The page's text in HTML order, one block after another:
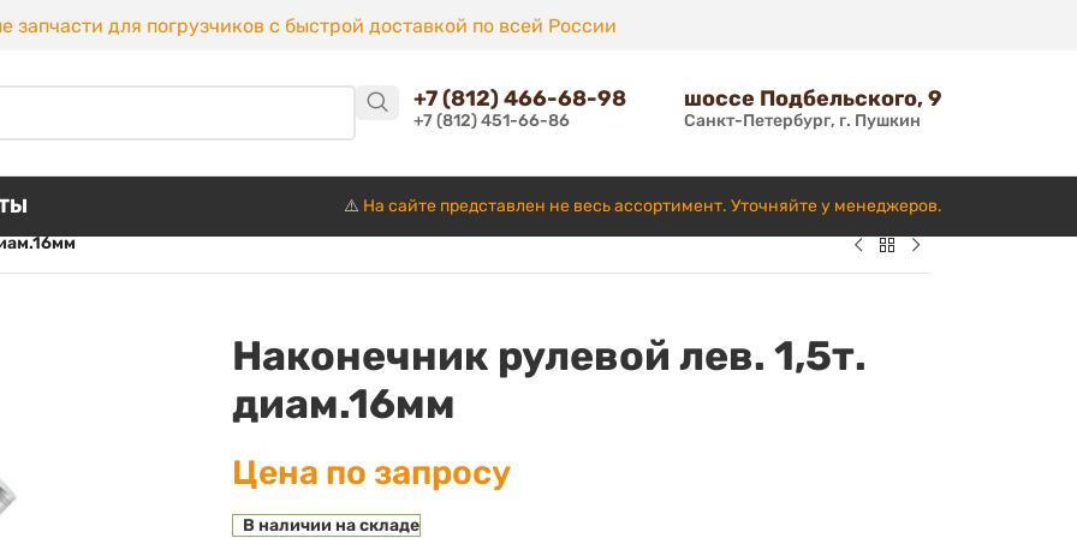
запчасти для погрузчиков с быстрой доставкой по всей России
+7 (812) 466-68-98
+7 (812) 451-66-86
шоссе Подбельского, 9
Санкт-Петербург, г. Пушкин
⚠️ На сайте представлен не весь ассортимент. Уточняйте у менеджеров.
Наконечник рулевой лев. 1,5т.
диам.16мм
Цена по запросу
В наличии на складе